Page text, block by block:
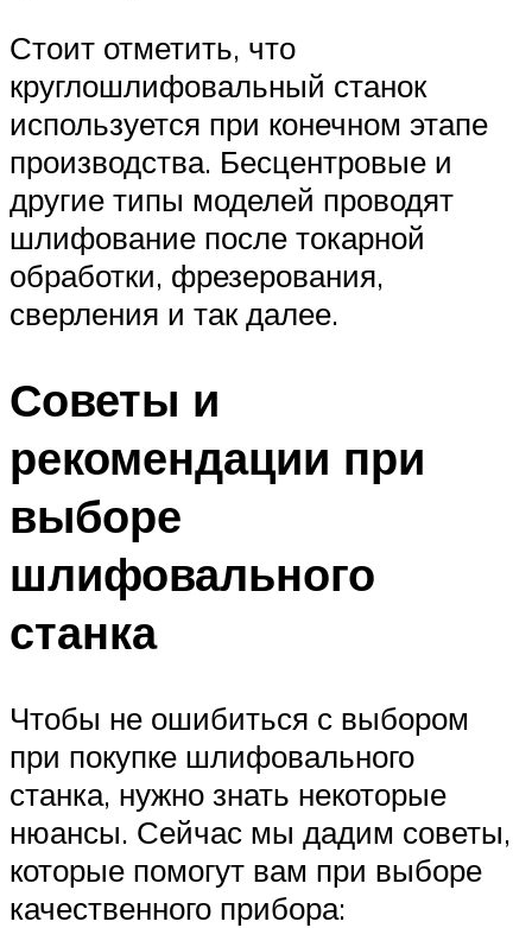
Стоит отметить, что
круглошлифовальный станок
используется при конечном этапе
производства. Бесцентровые и
другие типы моделей проводят
шлифование после токарной
обработки, фрезерования,
сверления и так далее.
Советы и
рекомендации при
выборе
шлифовального
станка
Чтобы не ошибиться с выбором
при покупке шлифовального
станка, нужно знать некоторые
нюансы. Сейчас мы дадим советы,
которые помогут вам при выборе
качественного прибора: